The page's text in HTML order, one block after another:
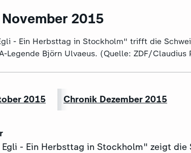
2015
- Ein Herbsttag in Stockholm" trifft die
Legende Björn Ulvaeus. (Quelle: ZDF/Claudius
2015 Chronik Dezember 2015
- Ein Herbsttag in Stockholm" zeigt die